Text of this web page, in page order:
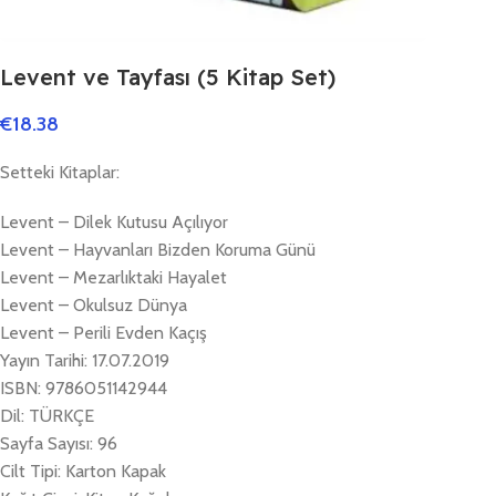
Levent ve Tayfası (5 Kitap Set)
€18.38
Setteki Kitaplar:
Levent – Dilek Kutusu Açılıyor
Levent – Hayvanları Bizden Koruma Günü
Levent – Mezarlıktaki Hayalet
Levent – Okulsuz Dünya
Levent – Perili Evden Kaçış
Yayın Tarihi: 17.07.2019
ISBN: 9786051142944
Dil: TÜRKÇE
Sayfa Sayısı: 96
Cilt Tipi: Karton Kapak